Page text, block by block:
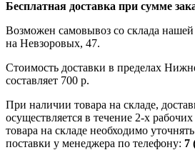
Бесплатная доставка при сумме
Возможен самовывоз со склада
на Невзоровых, 47.
Стоимость доставки в пределах
составляет 700 р.
При наличии товара на складе,
осуществляется в течение 2-х
товара на складе необходимо
поставки у менеджера по телефону: 7